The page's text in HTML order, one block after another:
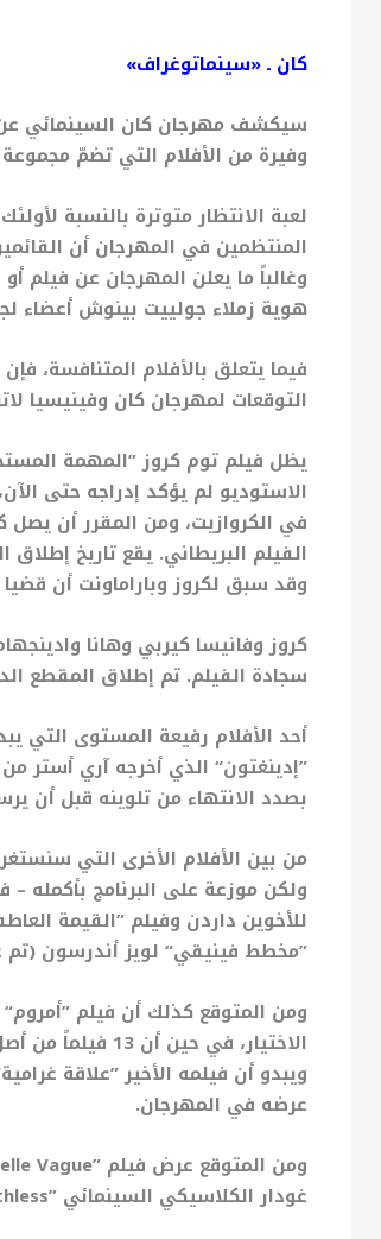
كان ـ «سينماتوغراف»
وفيرة من الأفلام التي تضمّ مجموعة
لعبة الانتظار متوترة بالنسبة
المنتظمين في المهرجان أن
وغالباً ما يعلن المهرجان عن فيلم
هوية زملاء جولييت بينوش أعضاء
فيما يتعلق بالأفلام المتنافسة،
التوقعات لمهرجان كان وفينيسيا
الاستوديو لم يؤكد إدراجه حتى
في الكروازيت، ومن المقرر أن
وقد سبق لكروز وباراماونت أن قضيا
كروز وفانيسا كيربي وهانا
سجادة الفيلم. تم إطلاق المقطع
أحد الأفلام رفيعة المستوى التي
”إدينغتون“ الذي أخرجه آري أستر من
بصدد الانتهاء من تلوينه قبل أن
من بين الأفلام الأخرى التي
ولكن موزعة على البرنامج بأكمله –
للأخوين داردن وفيلم ”القيمة
”مخطط فينيقي“ لويز أندرسون (تم
ومن المتوقع كذلك أن فيلم
ويبدو أن فيلمه الأخير ”علاقة
عرضه في المهرجان.
ومن المتوقع عرض فيلم ”Vague“
غودار الكلاسيكي السينمائي ”